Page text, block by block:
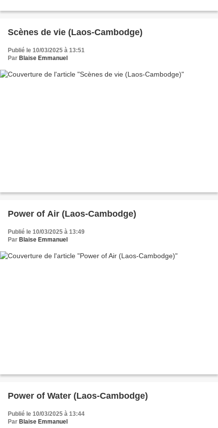
Scènes de vie (Laos-Cambodge)
Publié le 10/03/2025 à 13:51
Par Blaise Emmanuel
Power of Air (Laos-Cambodge)
Publié le 10/03/2025 à 13:49
Par Blaise Emmanuel
Power of Water (Laos-Cambodge)
Publié le 10/03/2025 à 13:44
Par Blaise Emmanuel